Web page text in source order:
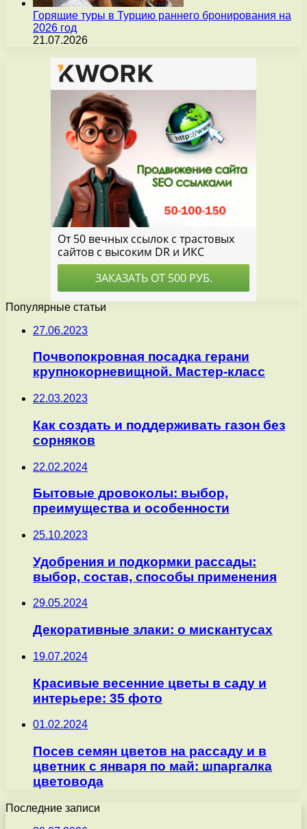
Горящие туры в Турцию раннего бронирования на
2026 год
21.07.2026
Популярные статьи
27.06.2023
Почвопокровная посадка герани
крупнокорневищной. Мастер-класс
22.03.2023
Как создать и поддерживать газон без
сорняков
22.02.2024
Бытовые дровоколы: выбор,
преимущества и особенности
25.10.2023
Удобрения и подкормки рассады:
выбор, состав, способы применения
29.05.2024
Декоративные злаки: о мискантусах
19.07.2024
Красивые весенние цветы в саду и
интерьере: 35 фото
01.02.2024
Посев семян цветов на рассаду и в
цветник с января по май: шпаргалка
цветовода
Последние записи